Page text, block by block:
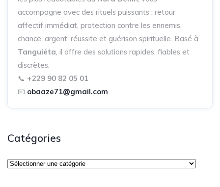
accompagne avec des rituels puissants : retour
affectif immédiat, protection contre les ennemis,
chance, argent, réussite et guérison spirituelle. Basé à
Tanguiéta, il offre des solutions rapides, fiables et
discrètes.
📞 +229 90 82 05 01
📧 obaaze71@gmail.com
Catégories